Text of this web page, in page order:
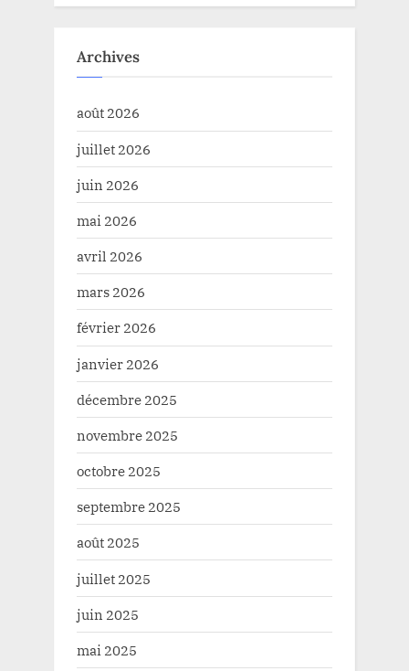
Archives
août 2026
juillet 2026
juin 2026
mai 2026
avril 2026
mars 2026
février 2026
janvier 2026
décembre 2025
novembre 2025
octobre 2025
septembre 2025
août 2025
juillet 2025
juin 2025
mai 2025